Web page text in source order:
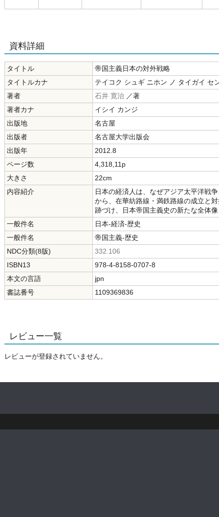
資料詳細
タイトル
帝国主義日本の対外戦略
タイトルカナ
テイコク シュギ ニホン ノ タイガイ セ
著者
石井 寛治 ／著
著者カナ
イシイ カンジ
出版地
名古屋
出版者
名古屋大学出版会
出版年
2012.8
ページ数
4,318,11p
大きさ
22cm
内容紹介
日本の経済人は、なぜアジア太平洋戦
から、在華紡路線・満鉄路線の成立と
跡づけ、日本帝国主義史の新たな全体
一般件名
日本-経済-歴史
一般件名
帝国主義-歴史
NDC分類(8版)
332.106
ISBN13
978-4-8158-0707-8
本文の言語
jpn
書誌番号
1109369836
レビュー一覧
レビューが登録されていません。